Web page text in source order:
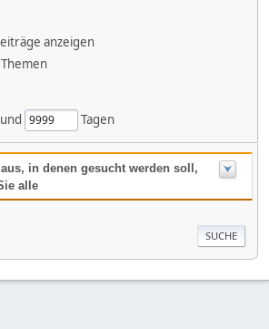
anzeigen
und Tagen
in denen gesucht werden soll,
alle